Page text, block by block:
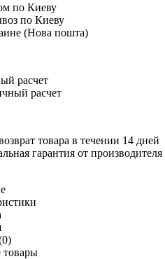
по Киеву
по Киеву
(Нова пошта)
расчет
расчет
товара в течении 14 дней
гарантия от производителя